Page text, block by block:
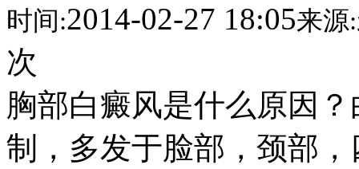
时间:2014-02-27 18:05来源:
次
胸部白癜风是什么原因
制，多发于脸部，颈部